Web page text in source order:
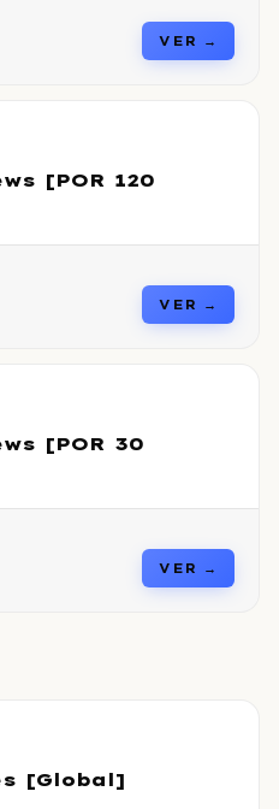
VER →
[POR 120
VER →
[POR 30
VER →
[Global]